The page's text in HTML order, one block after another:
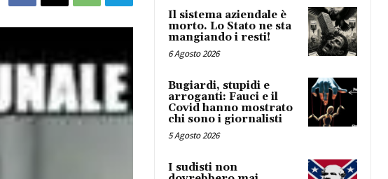
Il sistema aziendale è
morto. Lo Stato ne sta
mangiando i resti!
6 Agosto 2026
Bugiardi, stupidi e
arroganti: Fauci e il
Covid hanno mostrato
chi sono i giornalisti
5 Agosto 2026
I sudisti non